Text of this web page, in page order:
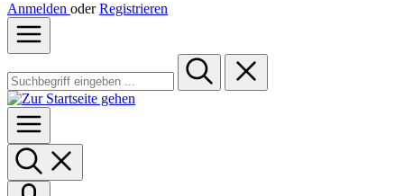
Anmelden oder Registrieren